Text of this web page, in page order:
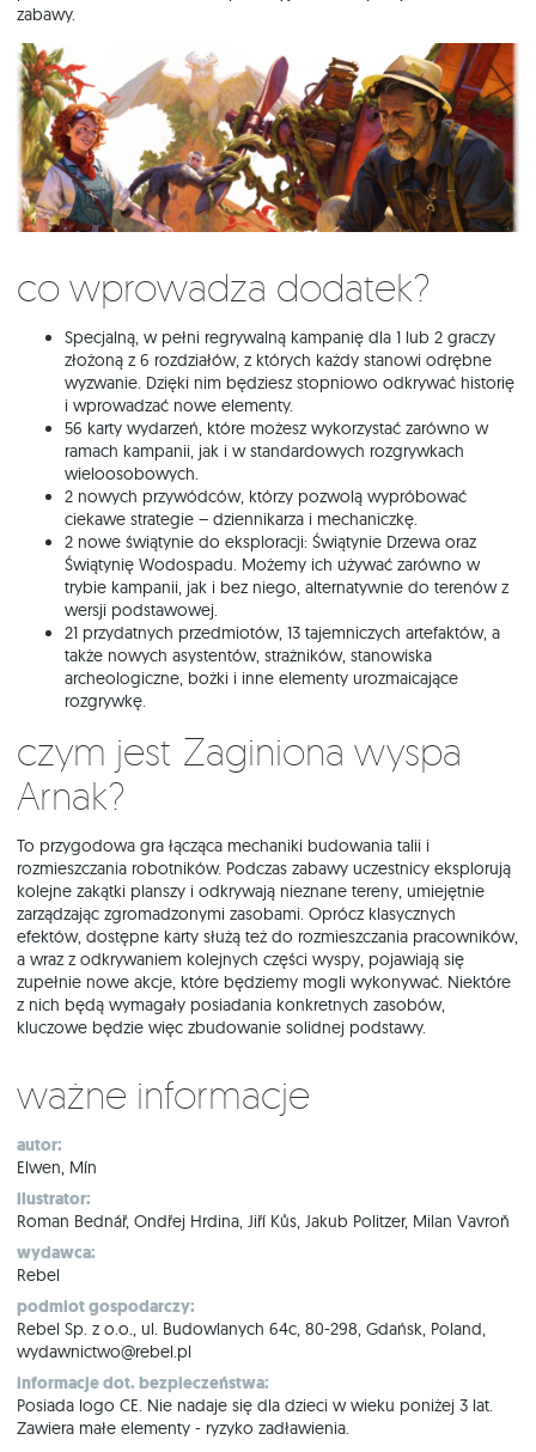
zabawy.
Co wprowadza dodatek?
Specjalną, w pełni regrywalną kampanię dla 1 lub 2 graczy
złożoną z 6 rozdziałów, z których każdy stanowi odrębne
wyzwanie. Dzięki nim będziesz stopniowo odkrywać historię
i wprowadzać nowe elementy.
56 karty wydarzeń, które możesz wykorzystać zarówno w
ramach kampanii, jak i w standardowych rozgrywkach
wieloosobowych.
2 nowych przywódców, którzy pozwolą wypróbować
ciekawe strategie – dziennikarza i mechaniczkę.
2 nowe świątynie do eksploracji: Świątynie Drzewa oraz
Świątynię Wodospadu. Możemy ich używać zarówno w
trybie kampanii, jak i bez niego, alternatywnie do terenów z
wersji podstawowej.
21 przydatnych przedmiotów, 13 tajemniczych artefaktów, a
także nowych asystentów, strażników, stanowiska
archeologiczne, bożki i inne elementy urozmaicające
rozgrywkę.
Czym jest Zaginiona wyspa
Arnak?
To przygodowa gra łącząca mechaniki budowania talii i
rozmieszczania robotników. Podczas zabawy uczestnicy eksplorują
kolejne zakątki planszy i odkrywają nieznane tereny, umiejętnie
zarządzając zgromadzonymi zasobami. Oprócz klasycznych
efektów, dostępne karty służą też do rozmieszczania pracowników,
a wraz z odkrywaniem kolejnych części wyspy, pojawiają się
zupełnie nowe akcje, które będziemy mogli wykonywać. Niektóre
z nich będą wymagały posiadania konkretnych zasobów,
kluczowe będzie więc zbudowanie solidnej podstawy.
Ważne informacje
autor:
Elwen, Mín
ilustrator:
Roman Bednář, Ondřej Hrdina, Jiří Kůs, Jakub Politzer, Milan Vavroň
wydawca:
Rebel
podmiot gospodarczy:
Rebel Sp. z o.o., ul. Budowlanych 64c, 80-298, Gdańsk, Poland,
wydawnictwo@rebel.pl
informacje dot. bezpieczeństwa:
Posiada logo CE. Nie nadaje się dla dzieci w wieku poniżej 3 lat.
Zawiera małe elementy - ryzyko zadławienia.